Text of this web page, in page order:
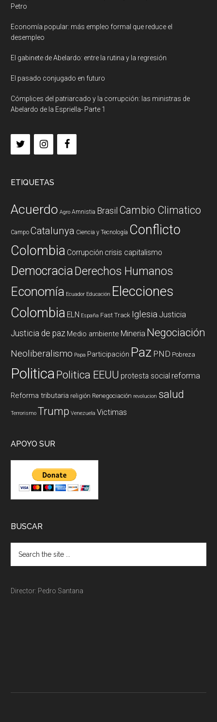
Petro
Economía popular: más empleo formal que reduce el
desempleo
El gabinete de Abelardo: entre la rutina y la regresión
El pasado conjugado en futuro
Cómplices del patriarcado y la corrupción: las ministras de
Abelardo de la Espriella- Parte 1
ETIQUETAS
Acuerdo Agro Amnistia Brasil Cambio Climatico
Campo Catalunya Ciencia y Tecnología Conflicto
Colombia Corrupción crisis capitalismo
DemocraciaDerechos Humanos
Economía Ecuador Educación Elecciones
Colombia ELN España Fast Track Iglesia Justicia
Justicia de paz Medio ambiente Mineria Negociación
Neoliberalismo Papa Participación Paz PND Pobreza
PoliticaPolitica EEUU protesta social reforma
Reforma tributaria religión Renegociación revolucion salud
Terrorismo Trump Venezuela Victimas
APOYO SUR
BUSCAR
Director: Pedro Santana